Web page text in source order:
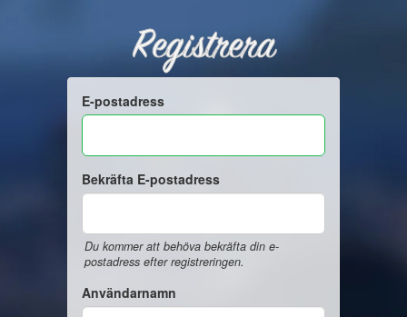
Registrera
E-postadress
Bekräfta E-postadress
Du kommer att behöva bekräfta din e-
postadress efter registreringen.
Användarnamn